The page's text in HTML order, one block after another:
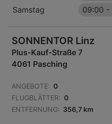
Samstag
09:00 -
SONNENTOR Linz
Plus-Kauf-Straße 7
4061 Pasching
ANGEBOTE: 0
FLUGBLÄTTER: 0
ENTFERNUNG: 356,7 km